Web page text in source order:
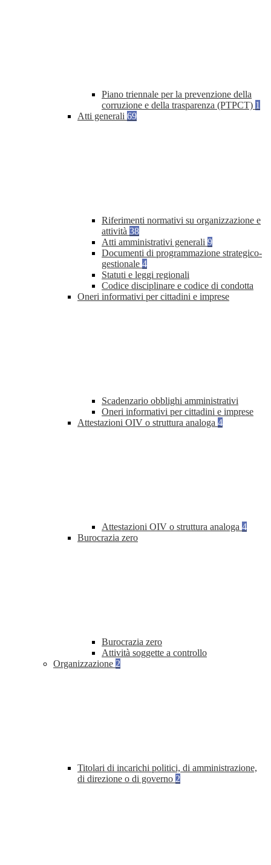
Piano triennale per la prevenzione della
corruzione e della trasparenza (PTPCT) 1
Atti generali 69
Riferimenti normativi su organizzazione e
attività 38
Atti amministrativi generali 9
Documenti di programmazione strategico-
gestionale 4
Statuti e leggi regionali
Codice disciplinare e codice di condotta
Oneri informativi per cittadini e imprese
Scadenzario obblighi amministrativi
Oneri informativi per cittadini e imprese
Attestazioni OIV o struttura analoga 4
Attestazioni OIV o struttura analoga 4
Burocrazia zero
Burocrazia zero
Attività soggette a controllo
Organizzazione 2
Titolari di incarichi politici, di amministrazione,
di direzione o di governo 2